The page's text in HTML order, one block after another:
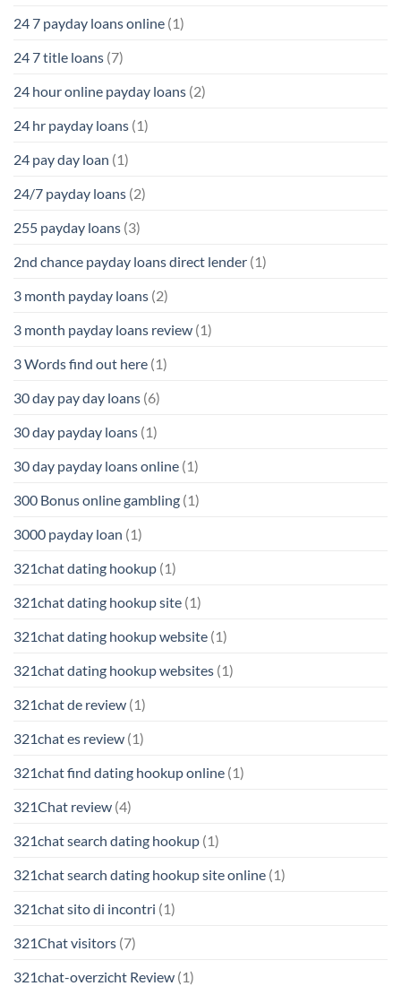
24 7 payday loans online (1)
24 7 title loans (7)
24 hour online payday loans (2)
24 hr payday loans (1)
24 pay day loan (1)
24/7 payday loans (2)
255 payday loans (3)
2nd chance payday loans direct lender (1)
3 month payday loans (2)
3 month payday loans review (1)
3 Words find out here (1)
30 day pay day loans (6)
30 day payday loans (1)
30 day payday loans online (1)
300 Bonus online gambling (1)
3000 payday loan (1)
321chat dating hookup (1)
321chat dating hookup site (1)
321chat dating hookup website (1)
321chat dating hookup websites (1)
321chat de review (1)
321chat es review (1)
321chat find dating hookup online (1)
321Chat review (4)
321chat search dating hookup (1)
321chat search dating hookup site online (1)
321chat sito di incontri (1)
321Chat visitors (7)
321chat-overzicht Review (1)